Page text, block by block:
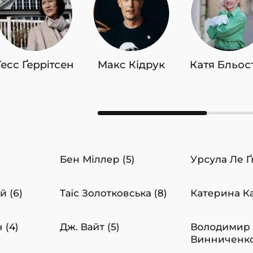
Ґеррітсен Макс Кідрук Катя
Бен Міллер (5) Урсула Ле
(6) Таіс Золотковська (8) Катерина
(4) Дж. Вайт (5)
Володимир